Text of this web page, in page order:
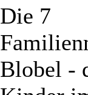
Die 7
Blobel -